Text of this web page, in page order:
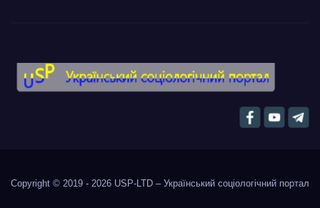
Copyright © 2019 - 2026 USP-LTD – Український соціологічний портал